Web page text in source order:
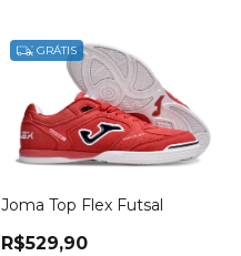
GRÁTIS
Joma Top Flex Futsal
R$529,90